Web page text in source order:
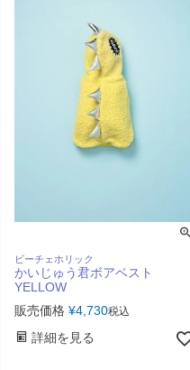
ビーチェホリック
かいじゅう君ボアベスト
YELLOW
販売価格 ¥4,730税込
詳細を見る